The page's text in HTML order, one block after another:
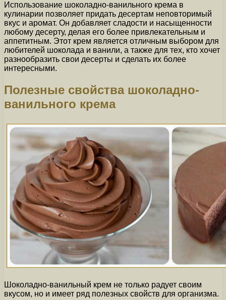
Использование шоколадно-ванильного крема в
кулинарии позволяет придать десертам неповторимый
вкус и аромат. Он добавляет сладости и насыщенности
любому десерту, делая его более привлекательным и
аппетитным. Этот крем является отличным выбором для
любителей шоколада и ванили, а также для тех, кто хочет
разнообразить свои десерты и сделать их более
интересными.
Полезные свойства шоколадно-
ванильного крема
Шоколадно-ванильный крем не только радует своим
вкусом, но и имеет ряд полезных свойств для организма.